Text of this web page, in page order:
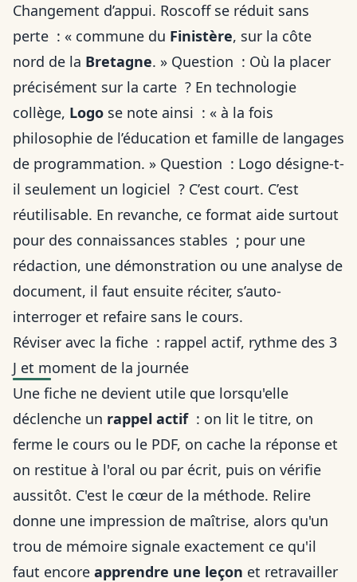
Changement d’appui. Roscoff se réduit sans
perte : « commune du Finistère, sur la côte
nord de la Bretagne. » Question : Où la placer
précisément sur la carte ? En technologie
collège, Logo se note ainsi : « à la fois
philosophie de l’éducation et famille de langages
de programmation. » Question : Logo désigne-t-
il seulement un logiciel ? C’est court. C’est
réutilisable. En revanche, ce format aide surtout
pour des connaissances stables ; pour une
rédaction, une démonstration ou une analyse de
document, il faut ensuite réciter, s’auto-
interroger et refaire sans le cours.
Réviser avec la fiche : rappel actif, rythme des 3
J et moment de la journée
Une fiche ne devient utile que lorsqu'elle
déclenche un rappel actif: on lit le titre, on
ferme le cours ou le PDF, on cache la réponse et
on restitue à l'oral ou par écrit, puis on vérifie
aussitôt. C'est le cœur de la méthode. Relire
donne une impression de maîtrise, alors qu'un
trou de mémoire signale exactement ce qu'il
faut encore apprendre une leçon et retravailler